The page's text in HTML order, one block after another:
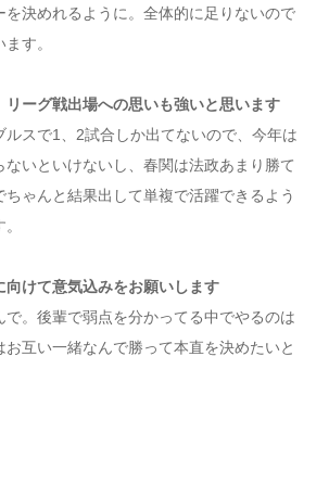
を決めれるように。全体的に足りないので
す。
リーグ戦出場への思いも強いと思います
ルスで1、2試合しか出てないので、今年は
ないといけないし、春関は法政あまり勝て
ちゃんと結果出して単複で活躍できるよう
向けて意気込みをお願いします
で。後輩で弱点を分かってる中でやるのは
互い一緒なんで勝って本直を決めたいと